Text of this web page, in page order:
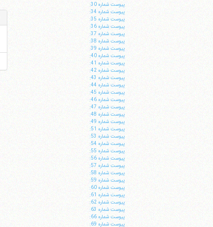
پيوست شماره 30:
پيوست شماره 34:
پيوست شماره 35:
پيوست شماره 36:
پيوست شماره 37:
پيوست شماره 38:
پيوست شماره 39:
پيوست شماره 40:
پيوست شماره 41:
پيوست شماره 42:
پيوست شماره 43:
پيوست شماره 44:
پيوست شماره 45:
پيوست شماره 46:
پيوست شماره 47:
پيوست شماره 48:
پيوست شماره 49:
پيوست شماره 51:
پيوست شماره 53:
پيوست شماره 54:
پيوست شماره 55:
پيوست شماره 56:
پيوست شماره 57:
پيوست شماره 58:
پيوست شماره 59:
پيوست شماره 60:
پيوست شماره 61:
پيوست شماره 62:
پيوست شماره 63:
پيوست شماره 66:
پيوست شماره 69: